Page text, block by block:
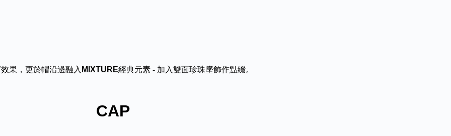
果，更於帽沿邊融入 MIXTURE經典元素 - 加入雙面珍珠墜飾作點綴。
CAP